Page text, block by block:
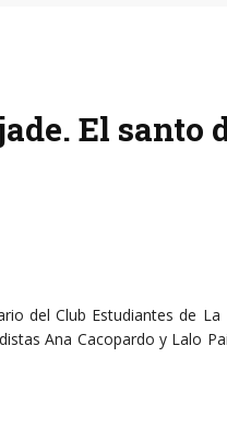
El santo
del Club Estudiantes de La
Ana Cacopardo y Lalo